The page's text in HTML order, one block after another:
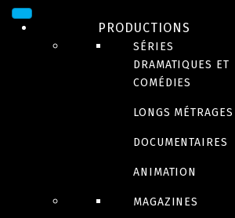
PRODUCTIONS
SÉRIES
DRAMATIQUES ET
COMÉDIES
LONGS MÉTRAGES
DOCUMENTAIRES
ANIMATION
MAGAZINES
Project Rube
Encore plus